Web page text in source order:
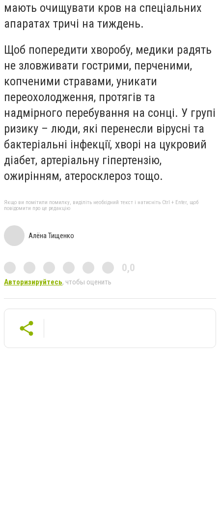
мають очищувати кров на спеціальних
апаратах тричі на тиждень.
Щоб попередити хворобу, медики радять
не зловживати гострими, перченими,
копченими стравами, уникати
переохолодження, протягів та
надмірного перебування на сонці. У групі
ризику – люди, які перенесли вірусні та
бактеріальні інфекції, хворі на цукровий
діабет, артеріальну гіпертензію,
ожирінням, атеросклероз тощо.
Якщо ви помітили помилку, виділіть необхідний текст і натисніть Ctrl + Enter, щоб
повідомити про це редакцію
Алёна Тищенко
0,0
Авторизируйтесь, чтобы оценить